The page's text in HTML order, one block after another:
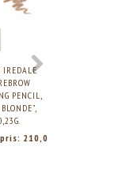
IREDALE
PENCIL,
210,00